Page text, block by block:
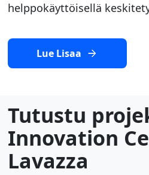
helppokäyttöisellä
Lue Lisaa
Tutustu
Innovation
Lavazza